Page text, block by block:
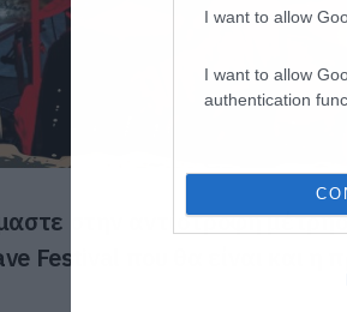
I want to allow
I want to allow
authentication
στην αντίστροφη
Festival που θα είναι και η